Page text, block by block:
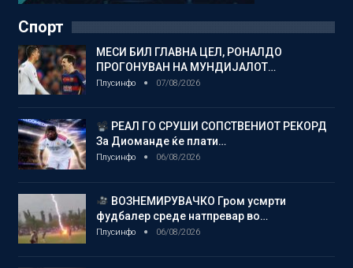
Спорт
МЕСИ БИЛ ГЛАВНА ЦЕЛ, РОНАЛДО
ПРОГОНУВАН НА МУНДИЈАЛОТ…
Плусинфо 07/08/2026
РЕАЛ ГО СРУШИ СОПСТВЕНИОТ РЕКОРД
За Диоманде ќе плати…
Плусинфо 06/08/2026
ВОЗНЕМИРУВАЧКО Гром усмрти
фудбалер среде натпревар во…
Плусинфо 06/08/2026